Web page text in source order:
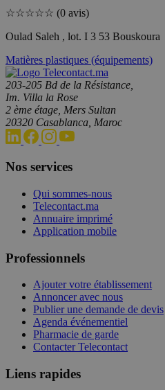
☆☆☆☆☆ (0 avis)
Oulad Saleh , lot. I 3 53
Matières plastiques (équipements)
203-205 Bd de la Résistance,
Im. Villa la Rose
2 ème étage, Mers Sultan
20320 Casablanca, Maroc
Nos services
Qui sommes-nous
Telecontact.ma
Annuaire imprimé
Application mobile
Professionnels
Ajouter votre établissement
Annoncer avec nous
Publier une demande de devis
Agenda événementiel
Pharmacie de garde
Contacter Telecontact
Liens rapides